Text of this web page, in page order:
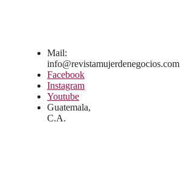
Mail:
info@revistamujerdenegocios.com
Facebook
Instagram
Youtube
Guatemala,
C.A.